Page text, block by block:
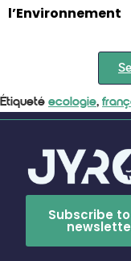
l’Environnement
Étiqueté ecologie,
Subscribe